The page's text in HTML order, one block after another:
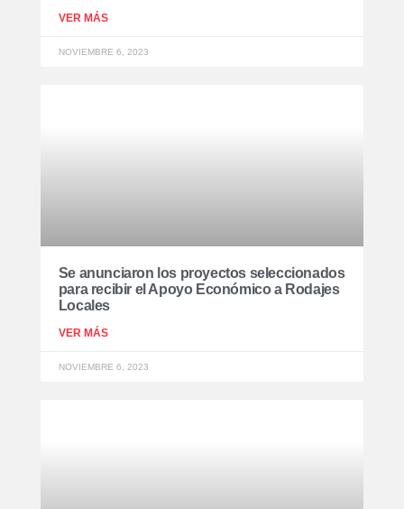
VER MÁS
NOVIEMBRE 6, 2023
Se anunciaron los proyectos seleccionados
para recibir el Apoyo Económico a Rodajes
Locales
VER MÁS
NOVIEMBRE 6, 2023